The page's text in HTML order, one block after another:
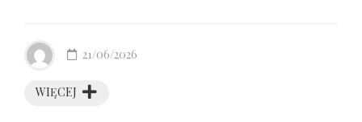
WIĘCEJ
21/06/2026